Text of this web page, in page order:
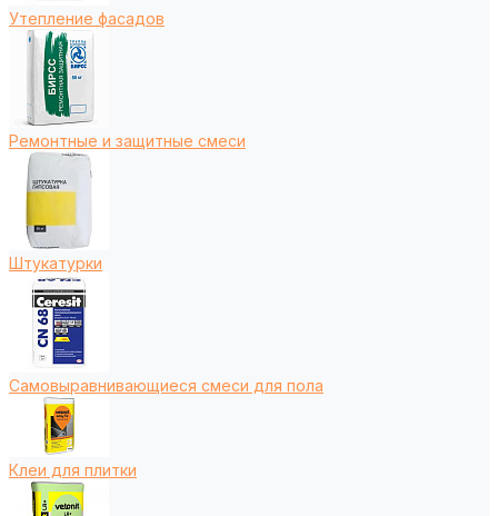
Утепление фасадов
Ремонтные и защитные смеси
Штукатурки
Самовыравнивающиеся смеси для пола
Клеи для плитки